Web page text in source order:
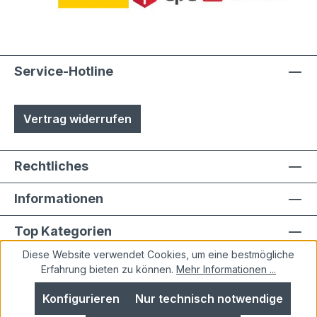
Service-Hotline
Vertrag widerrufen
Rechtliches
Informationen
Top Kategorien
Diese Website verwendet Cookies, um eine bestmögliche
Erfahrung bieten zu können. Mehr Informationen ...
Nur technisch notwendige
Konfigurieren